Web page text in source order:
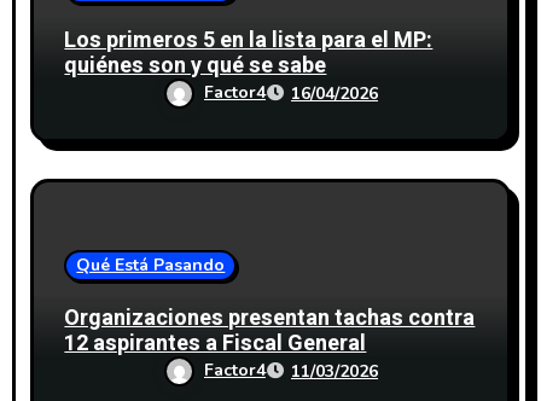
Los primeros 5 en la lista para el MP:
quiénes son y qué se sabe
Factor4 16/04/2026
Qué Está Pasando
Organizaciones presentan tachas contra
12 aspirantes a Fiscal General
Factor4 11/03/2026